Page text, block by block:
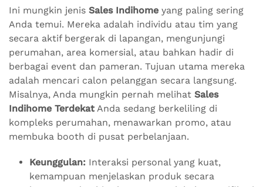
Ini mungkin jenis Sales Indihome yang paling sering
Anda temui. Mereka adalah individu atau tim yang
secara aktif bergerak di lapangan, mengunjungi
perumahan, area komersial, atau bahkan hadir di
berbagai event dan pameran. Tujuan utama mereka
adalah mencari calon pelanggan secara langsung.
Misalnya, Anda mungkin pernah melihat Sales
Indihome Terdekat Anda sedang berkeliling di
kompleks perumahan, menawarkan promo, atau
membuka booth di pusat perbelanjaan.
Keunggulan: Interaksi personal yang kuat,
kemampuan menjelaskan produk secara